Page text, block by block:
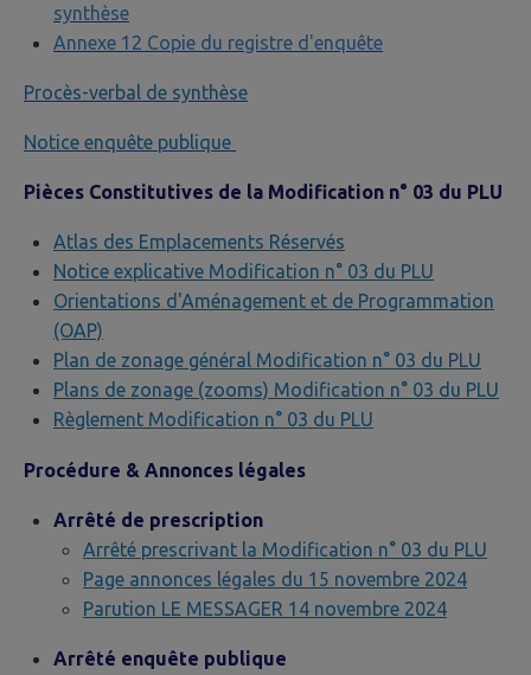
synthèse
Annexe 12 Copie du registre d'enquête
Procès-verbal de synthèse
Notice enquête publique
Pièces Constitutives de la Modification n° 03 du PLU
Atlas des Emplacements Réservés
Notice explicative Modification n° 03 du PLU
Orientations d'Aménagement et de Programmation
(OAP)
Plan de zonage général Modification n° 03 du PLU
Plans de zonage (zooms) Modification n° 03 du PLU
Règlement Modification n° 03 du PLU
Procédure & Annonces légales
Arrêté de prescription
Arrêté prescrivant la Modification n° 03 du PLU
Page annonces légales du 15 novembre 2024
Parution LE MESSAGER 14 novembre 2024
Arrêté enquête publique